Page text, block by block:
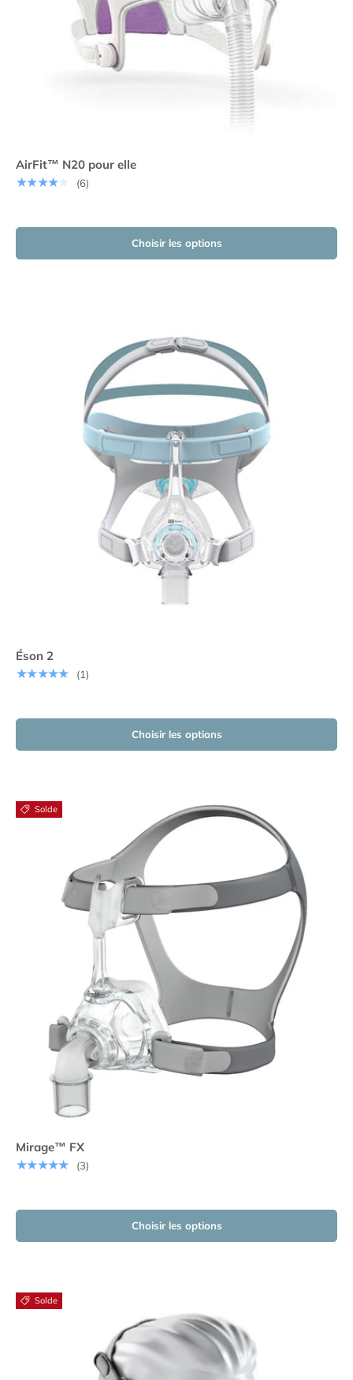
AirFit™ N20 pour elle
★★★★★
(6)
Choisir les options
Éson 2
★★★★★
(1)
Choisir les options
Solde
Mirage™ FX
★★★★★
(3)
Choisir les options
Solde